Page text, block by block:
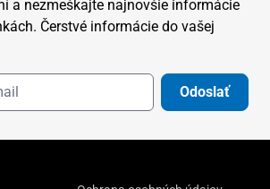
a nezmeškajte najnovšie informácie
Čerstvé informácie do vašej
Odoslať